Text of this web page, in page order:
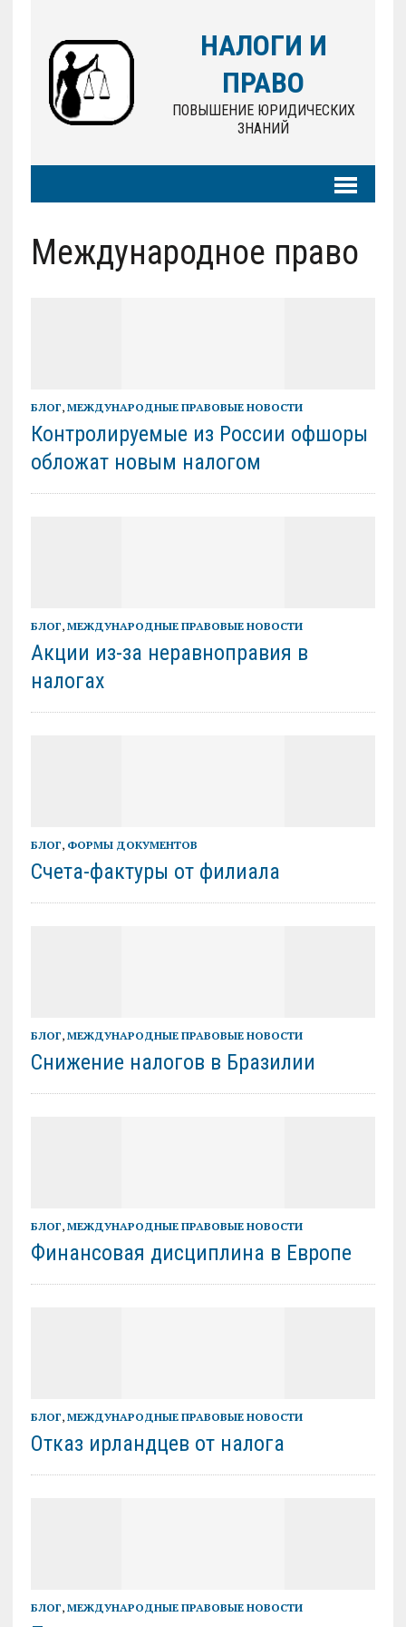
НАЛОГИ И
ПРАВО
ПОВЫШЕНИЕ ЮРИДИЧЕСКИХ
ЗНАНИЙ
Международное право
БЛОГ, МЕЖДУНАРОДНЫЕ ПРАВОВЫЕ НОВОСТИ
Контролируемые из России офшоры
обложат новым налогом
БЛОГ, МЕЖДУНАРОДНЫЕ ПРАВОВЫЕ НОВОСТИ
Акции из-за неравноправия в
налогах
БЛОГ, ФОРМЫ ДОКУМЕНТОВ
Счета-фактуры от филиала
БЛОГ, МЕЖДУНАРОДНЫЕ ПРАВОВЫЕ НОВОСТИ
Снижение налогов в Бразилии
БЛОГ, МЕЖДУНАРОДНЫЕ ПРАВОВЫЕ НОВОСТИ
Финансовая дисциплина в Европе
БЛОГ, МЕЖДУНАРОДНЫЕ ПРАВОВЫЕ НОВОСТИ
Отказ ирландцев от налога
БЛОГ, МЕЖДУНАРОДНЫЕ ПРАВОВЫЕ НОВОСТИ